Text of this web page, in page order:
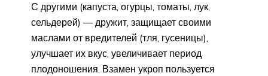
С другими (капуста, огурцы, томаты, лук,
сельдерей) — дружит, защищает своими
маслами от вредителей (тля, гусеницы),
улучшает их вкус, увеличивает период
плодоношения. Взамен укроп пользуется